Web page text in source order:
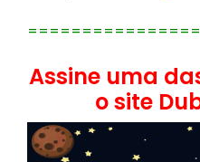
Assine uma
o site